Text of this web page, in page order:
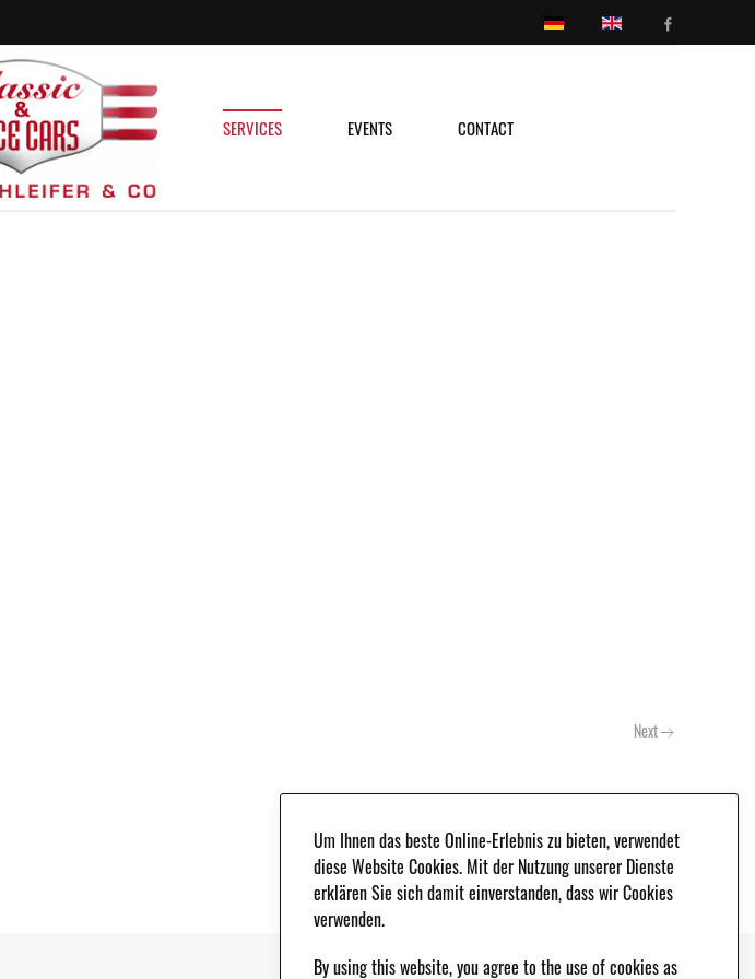
SERVICES EVENTS CONTACT
Next
Um Ihnen das beste Online-Erlebnis zu bieten, verwendet
diese Website Cookies. Mit der Nutzung unserer Dienste
erklären Sie sich damit einverstanden, dass wir Cookies
verwenden.
By using this website, you agree to the use of cookies as